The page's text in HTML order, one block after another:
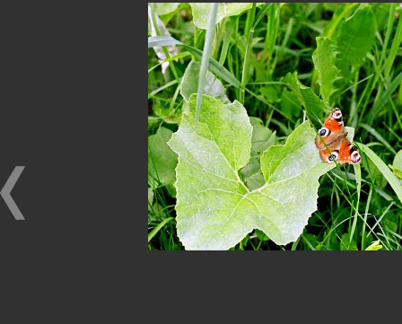
Виртуальные
выставки
(фотоальбомы)